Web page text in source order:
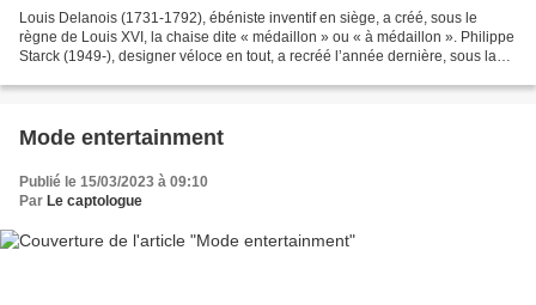
Louis Delanois (1731-1792), ébéniste inventif en siège, a créé, sous le
règne de Louis XVI, la chaise dite « médaillon » ou « à médaillon ». Philippe
Starck (1949-), designer véloce en tout, a recréé l’année dernière, sous la
Mode entertainment
Publié le 15/03/2023 à 09:10
Par Le captologue